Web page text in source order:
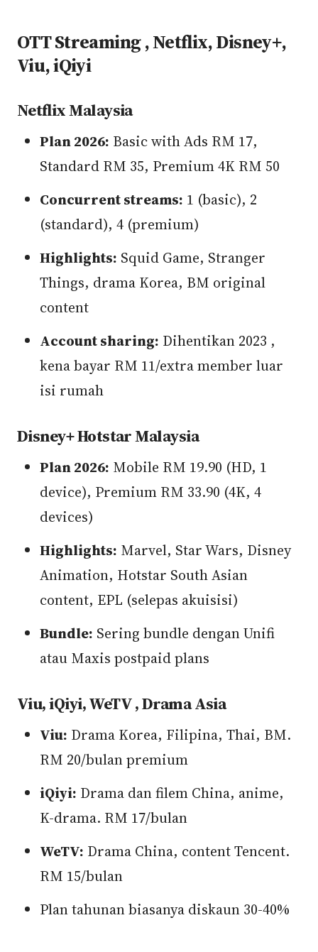
OTT Streaming , Netflix, Disney+,
Viu, iQiyi
Netflix Malaysia
Plan 2026: Basic with Ads RM 17,
Standard RM 35, Premium 4K RM 50
Concurrent streams: 1 (basic), 2
(standard), 4 (premium)
Highlights: Squid Game, Stranger
Things, drama Korea, BM original
content
Account sharing: Dihentikan 2023 ,
kena bayar RM 11/extra member luar
isi rumah
Disney+ Hotstar Malaysia
Plan 2026: Mobile RM 19.90 (HD, 1
device), Premium RM 33.90 (4K, 4
devices)
Highlights: Marvel, Star Wars, Disney
Animation, Hotstar South Asian
content, EPL (selepas akuisisi)
Bundle: Sering bundle dengan Unifi
atau Maxis postpaid plans
Viu, iQiyi, WeTV , Drama Asia
Viu: Drama Korea, Filipina, Thai, BM.
RM 20/bulan premium
iQiyi: Drama dan filem China, anime,
K-drama. RM 17/bulan
WeTV: Drama China, content Tencent.
RM 15/bulan
Plan tahunan biasanya diskaun 30-40%